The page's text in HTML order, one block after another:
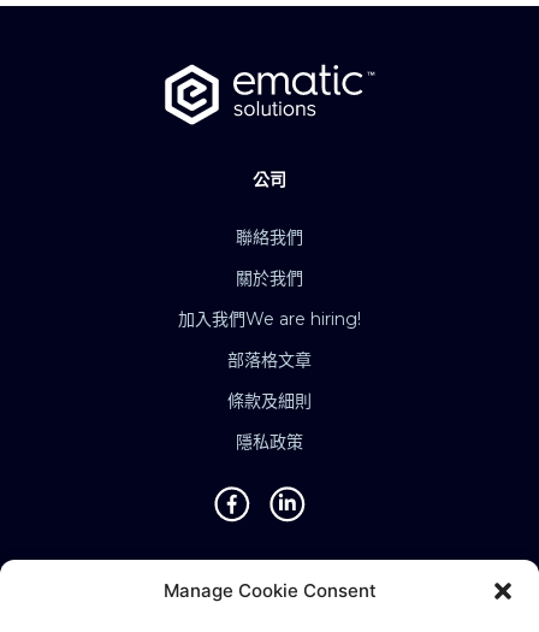
Manage Cookie Consent
公司
聯絡我們
關於我們
加入我們We are hiring!
部落格文章
條款及細則
隱私政策
地點